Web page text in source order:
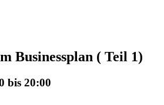
Businessplan ( Teil 1)
bis 20:00